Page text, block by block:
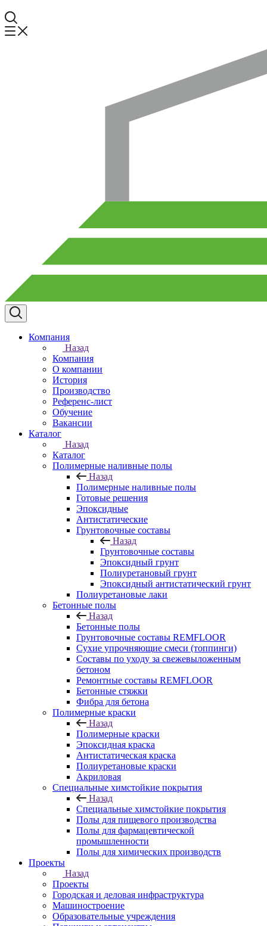
Компания
Назад
Компания
О компании
История
Производство
Референс-лист
Обучение
Вакансии
Каталог
Назад
Каталог
Полимерные наливные полы
Назад
Полимерные наливные полы
Готовые решения
Эпоксидные
Антистатические
Грунтовочные составы
Назад
Грунтовочные составы
Эпоксидный грунт
Полиуретановый грунт
Эпоксидный антистатический грунт
Полиуретановые лаки
Бетонные полы
Назад
Бетонные полы
Грунтовочные составы REMFLOOR
Сухие упрочняющие смеси (топпинги)
Составы по уходу за свежевыложенным
бетоном
Ремонтные составы REMFLOOR
Бетонные стяжки
Фибра для бетона
Полимерные краски
Назад
Полимерные краски
Эпоксидная краска
Антистатическая краска
Полиуретановые краски
Акриловая
Специальные химстойкие покрытия
Назад
Специальные химстойкие покрытия
Полы для пищевого производства
Полы для фармацевтической
промышленности
Полы для химических производств
Проекты
Назад
Проекты
Городская и деловая инфраструктура
Машиностроение
Образовательные учреждения